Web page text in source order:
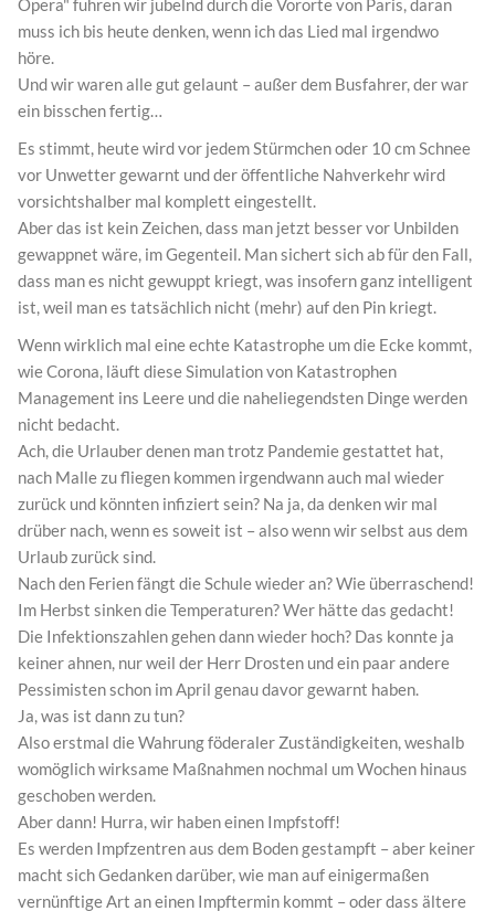
muss ich bis heute denken, wenn ich das Lied mal irgendwo
höre.
Und wir waren alle gut gelaunt – außer dem Busfahrer, der war
ein bisschen fertig…
Es stimmt, heute wird vor jedem Stürmchen oder 10 cm Schnee
vor Unwetter gewarnt und der öffentliche Nahverkehr wird
vorsichtshalber mal komplett eingestellt.
Aber das ist kein Zeichen, dass man jetzt besser vor Unbilden
gewappnet wäre, im Gegenteil. Man sichert sich ab für den Fall,
dass man es nicht gewuppt kriegt, was insofern ganz intelligent
ist, weil man es tatsächlich nicht (mehr) auf den Pin kriegt.
Wenn wirklich mal eine echte Katastrophe um die Ecke kommt,
wie Corona, läuft diese Simulation von Katastrophen
Management ins Leere und die naheliegendsten Dinge werden
nicht bedacht.
Ach, die Urlauber denen man trotz Pandemie gestattet hat,
nach Malle zu fliegen kommen irgendwann auch mal wieder
zurück und könnten infiziert sein? Na ja, da denken wir mal
drüber nach, wenn es soweit ist – also wenn wir selbst aus dem
Urlaub zurück sind.
Nach den Ferien fängt die Schule wieder an? Wie überraschend!
Im Herbst sinken die Temperaturen? Wer hätte das gedacht!
Die Infektionszahlen gehen dann wieder hoch? Das konnte ja
keiner ahnen, nur weil der Herr Drosten und ein paar andere
Pessimisten schon im April genau davor gewarnt haben.
Ja, was ist dann zu tun?
Also erstmal die Wahrung föderaler Zuständigkeiten, weshalb
womöglich wirksame Maßnahmen nochmal um Wochen hinaus
geschoben werden.
Aber dann! Hurra, wir haben einen Impfstoff!
Es werden Impfzentren aus dem Boden gestampft – aber keiner
macht sich Gedanken darüber, wie man auf einigermaßen
vernünftige Art an einen Impftermin kommt – oder dass ältere